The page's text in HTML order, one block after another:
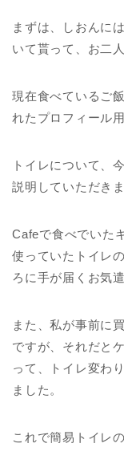
まずは、しおんに
いて貰って、お二
現在食べているご
れたプロフィール
トイレについて、
説明していただきま
Cafeで食べでいた
使っていたトイレ
ろに手が届くお気
また、私が事前に
ですが、それだと
って、トイレ変わ
ました。
これで簡易トイレ